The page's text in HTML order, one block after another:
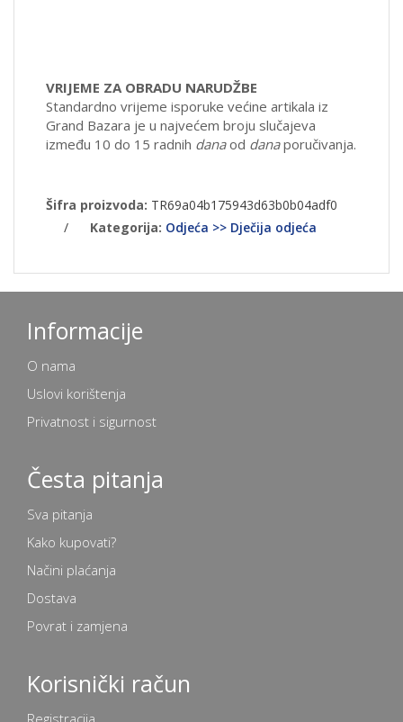
VRIJEME ZA OBRADU NARUDŽBE
Standardno vrijeme isporuke većine artikala iz
Grand Bazara je u najvećem broju slučajeva
između 10 do 15 radnih danaod danaporučivanja.
Šifra proizvoda: TR69a04b175943d63b0b04adf0
/
Kategorija: Odjeća >> Dječija odjeća
Informacije
O nama
Uslovi korištenja
Privatnost i sigurnost
Česta pitanja
Sva pitanja
Kako kupovati?
Načini plaćanja
Dostava
Povrat i zamjena
Korisnički račun
Registracija